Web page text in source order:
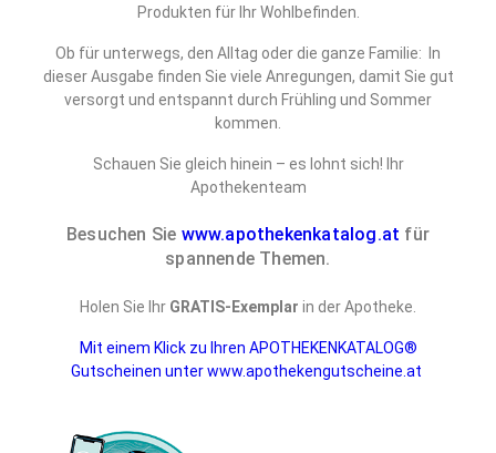
Produkten für Ihr Wohlbefinden.
Ob für unterwegs, den Alltag oder die ganze Familie: In
dieser Ausgabe finden Sie viele Anregungen, damit Sie gut
versorgt und entspannt durch Frühling und Sommer
kommen.
Schauen Sie gleich hinein – es lohnt sich! Ihr
Apothekenteam
Besuchen Sie www.apothekenkatalog.at für
spannende Themen.
Holen Sie Ihr GRATIS-Exemplar in der Apotheke.
Mit einem Klick zu Ihren APOTHEKENKATALOG®
Gutscheinen unter www.apothekengutscheine.at